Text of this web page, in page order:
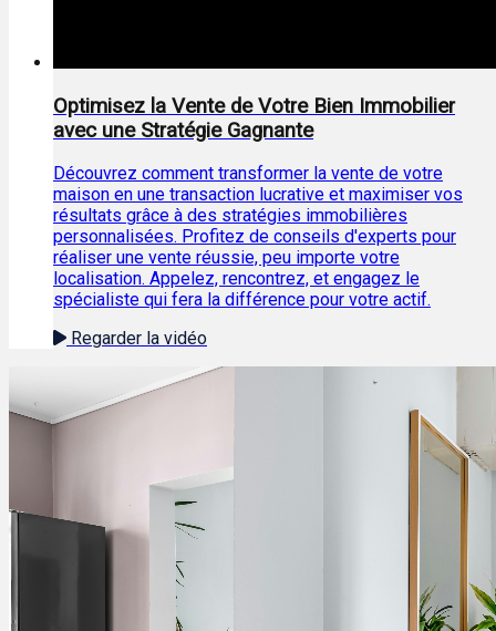
Optimisez la Vente de Votre Bien Immobilier
avec une Stratégie Gagnante
Découvrez comment transformer la vente de votre
maison en une transaction lucrative et maximiser vos
résultats grâce à des stratégies immobilières
personnalisées. Profitez de conseils d'experts pour
réaliser une vente réussie, peu importe votre
localisation. Appelez, rencontrez, et engagez le
spécialiste qui fera la différence pour votre actif.
Regarder la vidéo